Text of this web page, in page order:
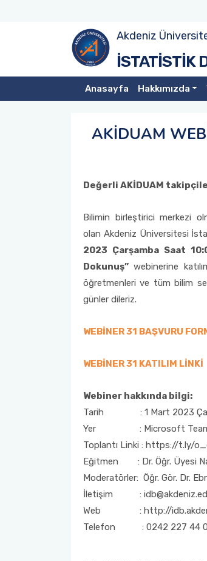
Akdeniz
İSTATİSTİK
Anasayfa Hakkımızda
AKİDUAM
Değerli AKİDUAM
Bilimin birleştirici merkezi
olan Akdeniz Üniversitesi
2023 Çarşamba Saat
Dokunuş” webinerine
öğretmenleri ve tüm bilim
günler dileriz.
WEBİNER 31 BAŞVURU
WEBİNER 31 KATILIM LİNKİ
Webiner hakkında bilgi:
Tarih : 1 Mart 2023
Yer : Microsoft Teams
Toplantı Linki : https://t.ly/
Eğitmen : Dr. Öğr. Üyesi
Moderatörler: Öğr. Gör. Dr.
İletişim :
Web : http://
Telefon : 0242 227 44
Vizyon-Misyon
KURS NO 1: SPSS VE JAMOVİ UYGULAMALI
İSTATİSTİK KURSU (YAVAŞ - 24 SAAT)
KURS NO 2: SPSS VE JAMOVİ UYGULAMALI
KURS NO 3: SPSS VE JAMOVİ UYGULAMALI